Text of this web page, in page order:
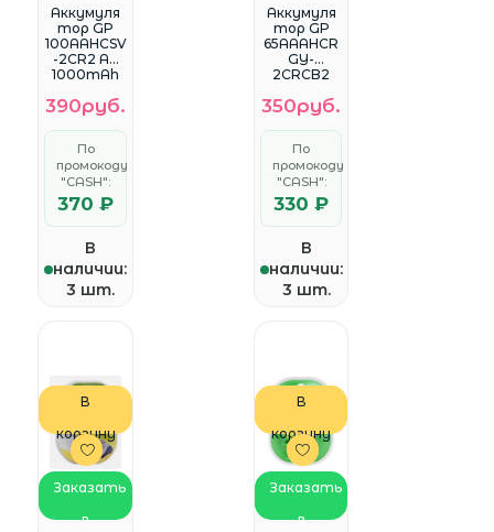
WhatsApp
Аккумуля
тор GP
100AAHCSV
-2CR2 AA
1000mAh
390руб.
По
промокоду
"CASH":
370 ₽
В
наличии:
3 шт.
WhatsApp
Аккумуля
тор GP
65AAAHCR
GY-
2CRCB2
650mAh
(2шт) <GP
65AAAHCR
GY-
2CRCB2
20/200>
350руб.
По
промокоду
"CASH":
330 ₽
В
наличии:
3 шт.
В
корзину
Заказать
в
В
корзину
Заказать
в